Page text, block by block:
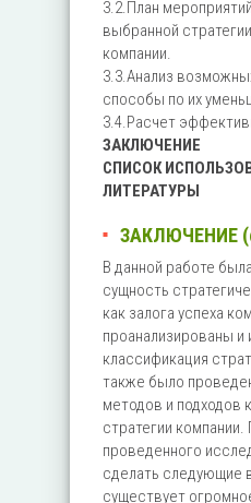
3.2.План
выбранной
компании.
3.3.Анализ
способы по их
3.4.Расчет
ЗАКЛЮЧЕНИЕ
СПИСОК
ЛИТЕРАТУРЫ
ЗАКЛЮЧЕНИЕ
В данной работе
сущность
как залога успеха
проанализированы и
классификация
также было
методов и подходов
стратегии компании.
проведенного
сделать следующие
существует